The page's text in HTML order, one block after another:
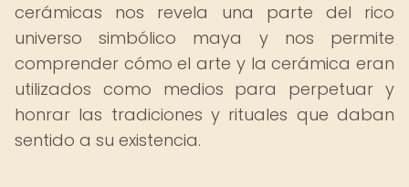
cerámicas nos revela una parte del rico
universo simbólico maya y nos permite
comprender cómo el arte y la cerámica eran
utilizados como medios para perpetuar y
honrar las tradiciones y rituales que daban
sentido a su existencia.